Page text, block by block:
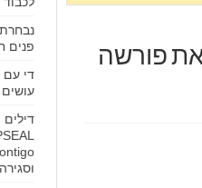
את פורשה
פנים
די עם